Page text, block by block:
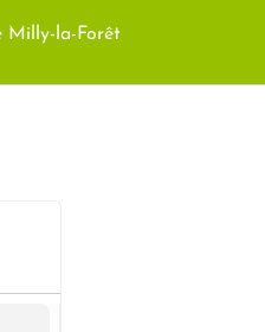
Milly-la-Forêt